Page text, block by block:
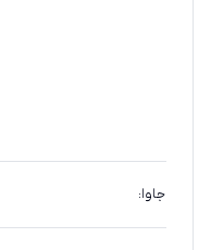
جاوا: